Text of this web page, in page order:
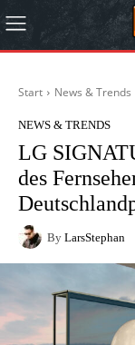
Start News & Trends
NEWS & TRENDS
LG
des
By LarsStephan